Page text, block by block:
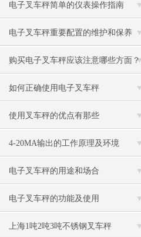
电子叉车秤简单的仪表操作指南
电子叉车秤重要配置的维护和保养
购买电子叉车秤应该注意哪些方面？
如何正确使用电子叉车秤
使用叉车秤的优点有那些
4-20MA输出的工作原理及环境
电子叉车秤的用途和场合
电子叉车秤的功能及使用
上海1吨2吨3吨不锈钢叉车秤